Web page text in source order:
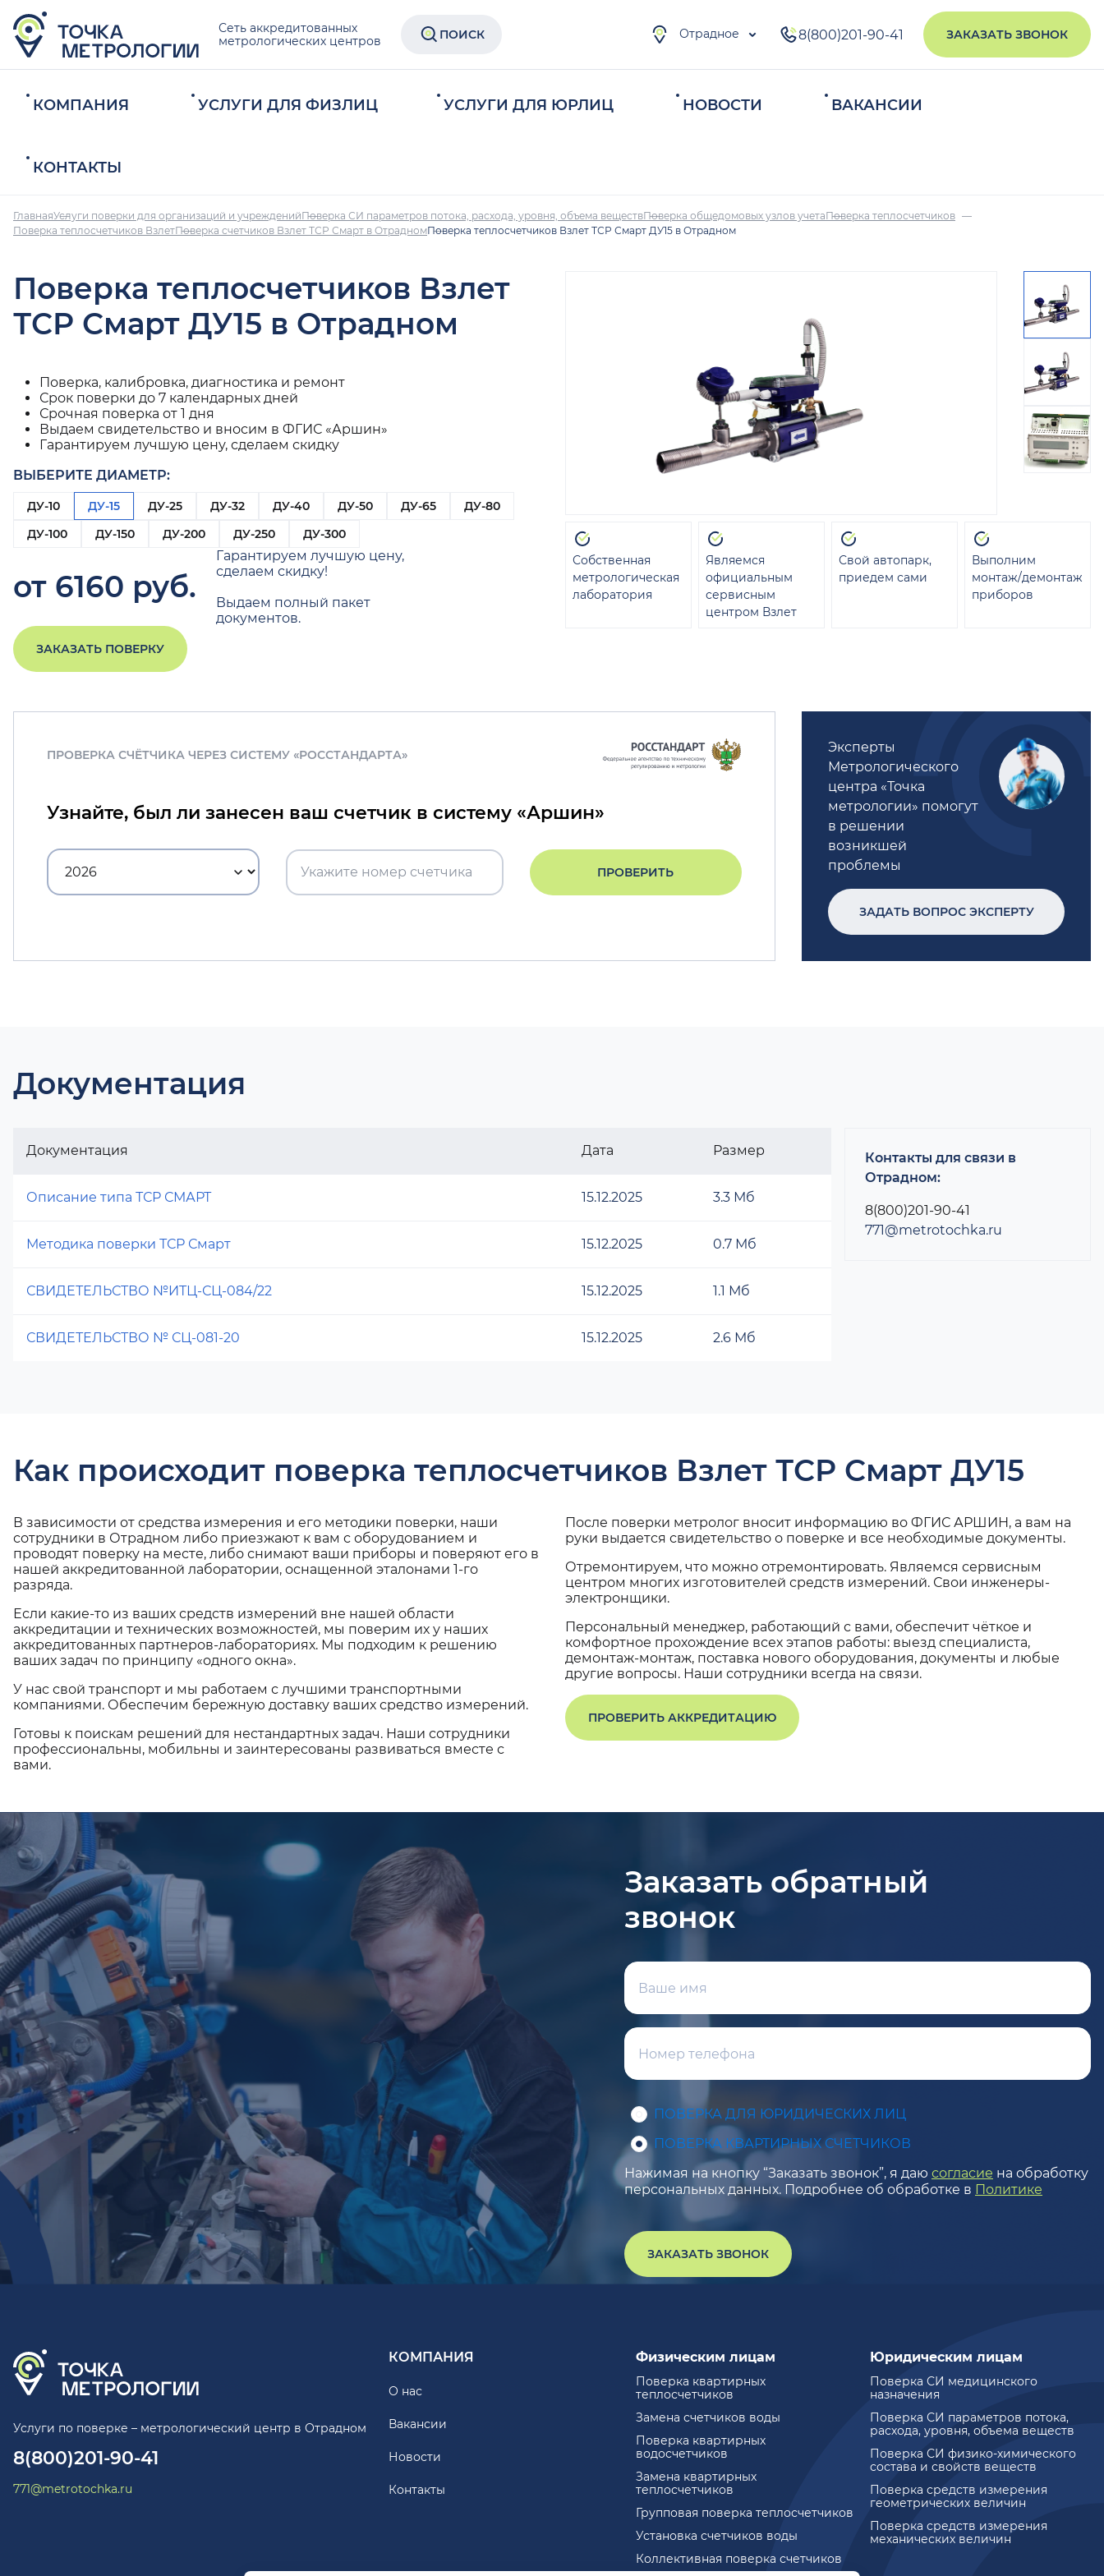
Сеть аккредитованных
метрологических центров
ПОИСК Отрадное 8(800)201-90-41 ЗАКАЗАТЬ ЗВОНОК
КОМПАНИЯ УСЛУГИ ДЛЯ ФИЗЛИЦ УСЛУГИ ДЛЯ ЮРЛИЦ НОВОСТИ ВАКАНСИИ
КОНТАКТЫ
ГлавнаяУслуги поверки для организаций и учрежденийПоверка СИ параметров потока, расхода, уровня, объема веществПоверка общедомовых узлов учетаПоверка теплосчетчиков
Поверка теплосчетчиков ВзлетПоверка счетчиков Взлет ТСР Смарт в ОтрадномПоверка теплосчетчиков Взлет ТСР Смарт ДУ15 в Отрадном
Поверка теплосчетчиков Взлет
ТСР Смарт ДУ15 в Отрадном
Поверка, калибровка, диагностика и ремонт
Срок поверки до 7 календарных дней
Срочная поверка от 1 дня
Выдаем свидетельство и вносим в ФГИС «Аршин»
Гарантируем лучшую цену, сделаем скидку
ВЫБЕРИТЕ ДИАМЕТР:
ДУ-10 ДУ-15 ДУ-25 ДУ-32 ДУ-40 ДУ-50 ДУ-65
ДУ-80
ДУ-100
ДУ-150 ДУ-200 ДУ-250 ДУ-300
от 6160 руб.
Гарантируем лучшую цену,
сделаем скидку!
Выдаем полный пакет
документов.
ЗАКАЗАТЬ ПОВЕРКУ
Собственная
метрологическая
лаборатория
Являемся
официальным
сервисным
центром Взлет
Свой автопарк,
приедем сами
Выполним
монтаж/демонтаж
приборов
ПРОВЕРКА СЧЁТЧИКА ЧЕРЕЗ СИСТЕМУ «РОССТАНДАРТА»
Узнайте, был ли занесен ваш счетчик в систему «Аршин»
ПРОВЕРИТЬ
Эксперты
Метрологического
центра «Точка
метрологии» помогут
в решении
возникшей
проблемы
ЗАДАТЬ ВОПРОС ЭКСПЕРТУ
Документация
Документация Дата Размер
Описание типа ТСР СМАРТ 15.12.2025 3.3 Мб
Методика поверки ТСР Смарт 15.12.2025 0.7 Мб
СВИДЕТЕЛЬСТВО №ИТЦ-СЦ-084/22 15.12.2025 1.1 Мб
СВИДЕТЕЛЬСТВО № СЦ-081-20 15.12.2025 2.6 Мб
Контакты для связи в
Отрадном:
8(800)201-90-41
771@metrotochka.ru
Как происходит поверка теплосчетчиков Взлет ТСР Смарт ДУ15
В зависимости от средства измерения и его методики поверки, наши
сотрудники в Отрадном либо приезжают к вам с оборудованием и
проводят поверку на месте, либо снимают ваши приборы и поверяют его в
нашей аккредитованной лаборатории, оснащенной эталонами 1-го
разряда.
Если какие-то из ваших средств измерений вне нашей области
аккредитации и технических возможностей, мы поверим их у наших
аккредитованных партнеров-лабораториях. Мы подходим к решению
ваших задач по принципу «одного окна».
У нас свой транспорт и мы работаем с лучшими транспортными
компаниями. Обеспечим бережную доставку ваших средство измерений.
Готовы к поискам решений для нестандартных задач. Наши сотрудники
профессиональны, мобильны и заинтересованы развиваться вместе с
вами.
После поверки метролог вносит информацию во ФГИС АРШИН, а вам на
руки выдается свидетельство о поверке и все необходимые документы.
Отремонтируем, что можно отремонтировать. Являемся сервисным
центром многих изготовителей средств измерений. Свои инженеры-
электронщики.
Персональный менеджер, работающий с вами, обеспечит чёткое и
комфортное прохождение всех этапов работы: выезд специалиста,
демонтаж-монтаж, поставка нового оборудования, документы и любые
другие вопросы. Наши сотрудники всегда на связи.
ПРОВЕРИТЬ АККРЕДИТАЦИЮ
Заказать обратный
звонок
ПОВЕРКА ДЛЯ ЮРИДИЧЕСКИХ ЛИЦ
ПОВЕРКА КВАРТИРНЫХ СЧЕТЧИКОВ
Нажимая на кнопку “Заказать звонок”, я даю согласие на обработку
персональных данных. Подробнее об обработке в Политике
ЗАКАЗАТЬ ЗВОНОК
Услуги по поверке – метрологический центр в Отрадном
8(800)201-90-41
771@metrotochka.ru
КОМПАНИЯ
О нас
Вакансии
Новости
Контакты
Физическим лицам
Поверка квартирных
теплосчетчиков
Замена счетчиков воды
Поверка квартирных
водосчетчиков
Замена квартирных
теплосчетчиков
Групповая поверка теплосчетчиков
Установка счетчиков воды
Коллективная поверка счетчиков
Юридическим лицам
Поверка СИ медицинского
назначения
Поверка СИ параметров потока,
расхода, уровня, объема веществ
Поверка СИ физико-химического
состава и свойств веществ
Поверка средств измерения
геометрических величин
Поверка средств измерения
механических величин